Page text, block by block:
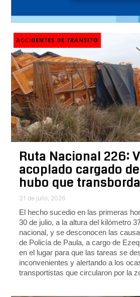
ACCIDENTES DE TRÁNSITO
Ruta Nacional 226:
acoplado cargado
hubo que
31 de julio, 2026
El hecho sucedio en las primeras
30 de julio, a la altura del kilómetro
nacional, y se desconocen las
de Policía de Paula, a cargo de
en el lugar para que las tareas se
inconvenientes y alertando a los
transportistas que circularon por la